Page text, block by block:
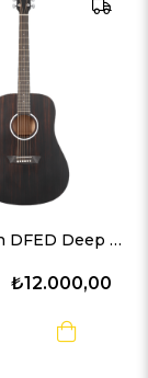
Washburn DFED Deep Forest Ebony D Akustik Gitar
₺12.000,00